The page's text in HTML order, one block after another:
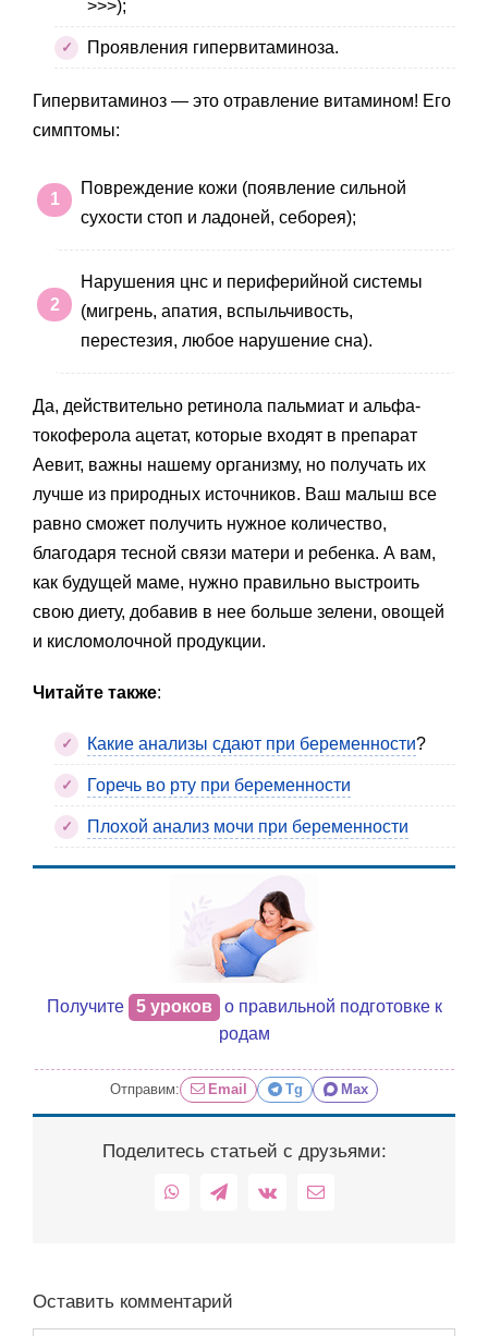
>>>);
Проявления гипервитаминоза.
Гипервитаминоз — это отравление витамином! Его
симптомы:
Повреждение кожи (появление сильной
сухости стоп и ладоней, себорея);
Нарушения цнс и периферийной системы
(мигрень, апатия, вспыльчивость,
перестезия, любое нарушение сна).
Да, действительно ретинола пальмиат и альфа-
токоферола ацетат, которые входят в препарат
Аевит, важны нашему организму, но получать их
лучше из природных источников. Ваш малыш все
равно сможет получить нужное количество,
благодаря тесной связи матери и ребенка. А вам,
как будущей маме, нужно правильно выстроить
свою диету, добавив в нее больше зелени, овощей
и кисломолочной продукции.
Читайте также:
Какие анализы сдают при беременности?
Горечь во рту при беременности
Плохой анализ мочи при беременности
Получите 5 уроков
о правильной подготовке к
родам
Отправим: Email Tg Max
Поделитесь статьей с друзьями:
WhatsAppTelegram
Vk Email
Оставить комментарий